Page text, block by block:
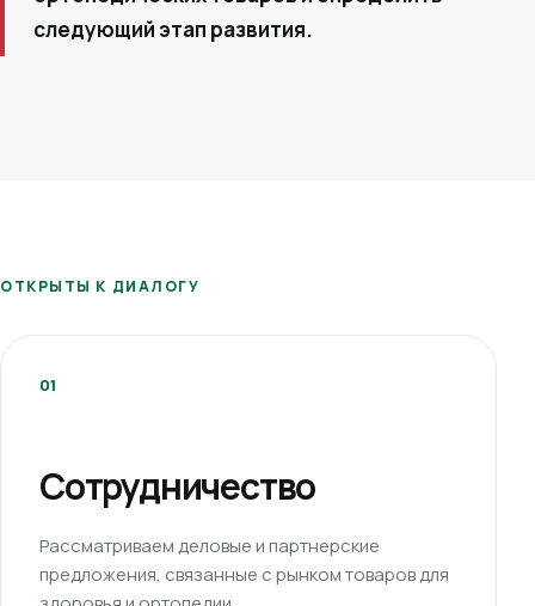
следующий этап развития.
ОТКРЫТЫ К ДИАЛОГУ
01
Сотрудничество
Рассматриваем деловые и партнерские
предложения, связанные с рынком товаров для